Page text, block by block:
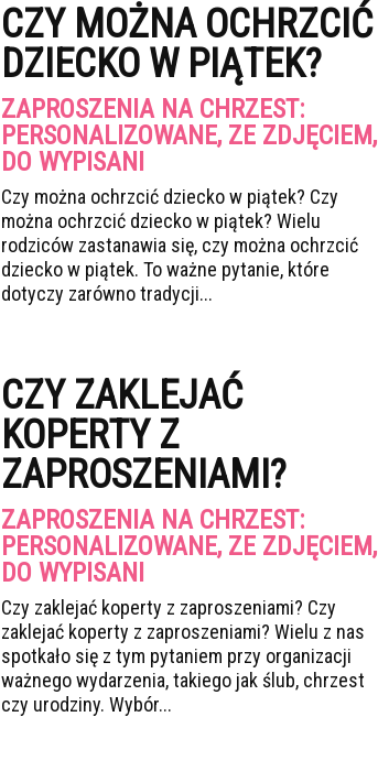
CZY MOŻNA OCHRZCIĆ
DZIECKO W PIĄTEK?
ZAPROSZENIA NA CHRZEST:
PERSONALIZOWANE, ZE ZDJĘCIEM,
DO WYPISANI
Czy można ochrzcić dziecko w piątek? Czy
można ochrzcić dziecko w piątek? Wielu
rodziców zastanawia się, czy można ochrzcić
dziecko w piątek. To ważne pytanie, które
dotyczy zarówno tradycji...
CZY ZAKLEJAĆ
KOPERTY Z
ZAPROSZENIAMI?
ZAPROSZENIA NA CHRZEST:
PERSONALIZOWANE, ZE ZDJĘCIEM,
DO WYPISANI
Czy zaklejać koperty z zaproszeniami? Czy
zaklejać koperty z zaproszeniami? Wielu z nas
spotkało się z tym pytaniem przy organizacji
ważnego wydarzenia, takiego jak ślub, chrzest
czy urodziny. Wybór...